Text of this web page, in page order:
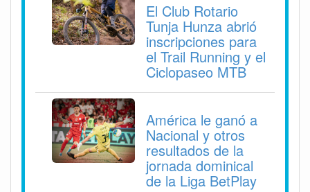
El Club Rotario
Tunja Hunza abrió
inscripciones para
el Trail Running y el
Ciclopaseo MTB
América le ganó a
Nacional y otros
resultados de la
jornada dominical
de la Liga BetPlay